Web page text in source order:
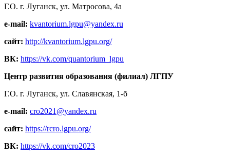
Г.О. г. Луганск, ул. Матросова, 4а
e-mail: kvantorium.lgpu@yandex.ru
сайт: http://kvantorium.lgpu.org/
ВК: https://vk.com/quantorium_lgpu
Центр развития образования (филиал) ЛГПУ
Г.О. г. Луганск, ул. Славянская, 1-б
e-mail: cro2021@yandex.ru
сайт: https://rcro.lgpu.org/
ВК: https://vk.com/cro2023